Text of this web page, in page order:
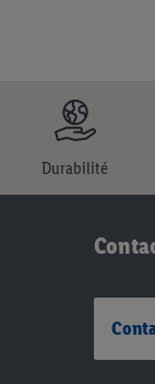
Durabilité